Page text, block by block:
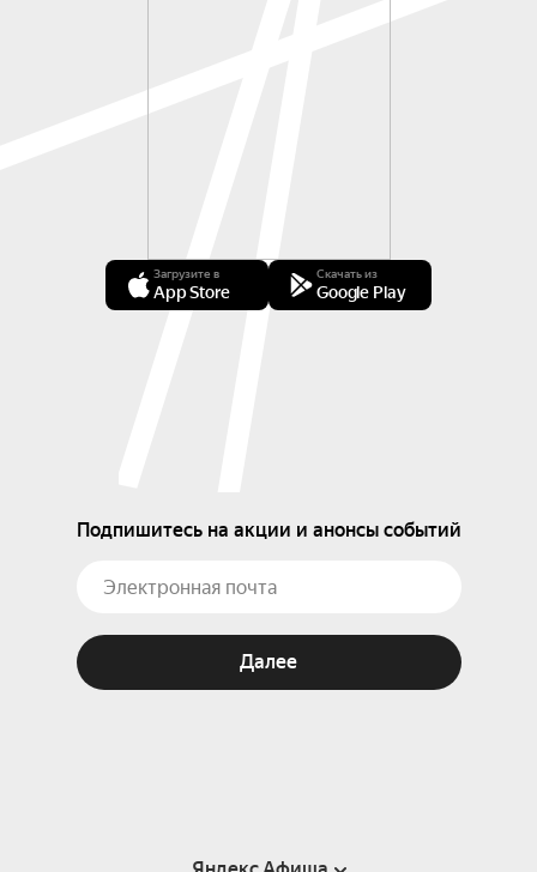
Загрузите в
App Store
Скачать из
Google Play
Подпишитесь на акции и анонсы событий
Далее